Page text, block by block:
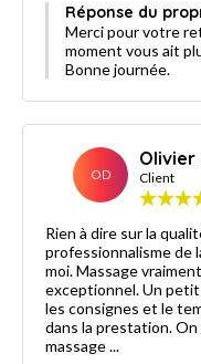
Réponse du
Merci pour votre
moment vous ait
Bonne journée.
OD
Olivier
Client
Rien à dire sur la
professionnalisme de
moi. Massage
exceptionnel. Un petit
les consignes et le
dans la prestation.
massage ...